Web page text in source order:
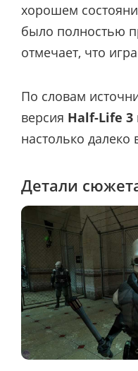
хорошем
было полностью
отмечает, что
По словам
версия Half-Life 3
настолько далеко
Детали